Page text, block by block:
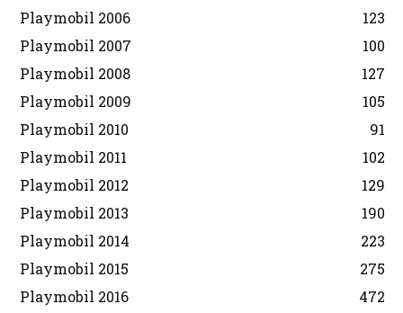
Playmobil 2006
123
Playmobil 2007
100
Playmobil 2008
127
Playmobil 2009
105
Playmobil 2010
91
Playmobil 2011
102
Playmobil 2012
129
Playmobil 2013
190
Playmobil 2014
223
Playmobil 2015
275
Playmobil 2016
472